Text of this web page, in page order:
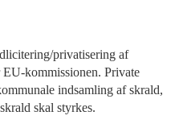
privatisering af
kommissionen. Private
indsamling af skrald,
skal styrkes.